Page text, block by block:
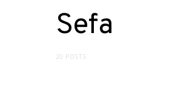
Sefa
20 POSTS